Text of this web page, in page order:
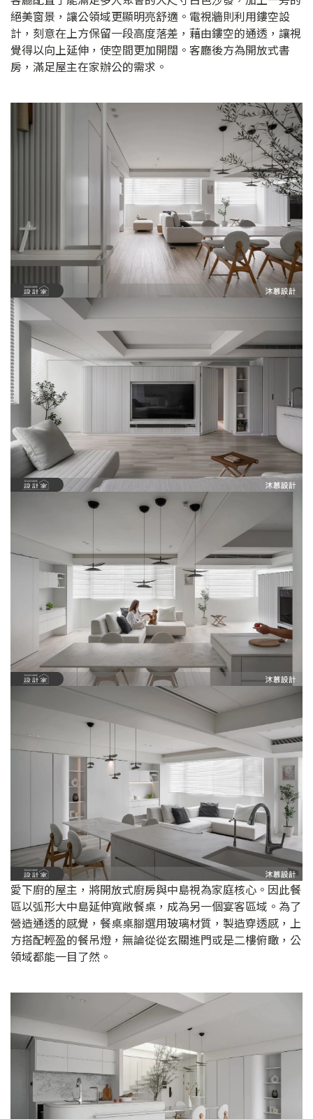
絕美窗景，讓公領域更顯明亮舒適。電視牆則利用鏤空設
計，刻意在上方保留一段高度落差，藉由鏤空的通透，讓視
覺得以向上延伸，使空間更加開闊。客廳後方為開放式書
房，滿足屋主在家辦公的需求。
愛下廚的屋主，將開放式廚房與中島視為家庭核心。因此餐
區以弧形大中島延伸寬敞餐桌，成為另一個宴客區域。為了
營造通透的感覺，餐桌桌腳選用玻璃材質，製造穿透感，上
方搭配輕盈的餐吊燈，無論從從玄關進門或是二樓俯瞰，公
領域都能一目了然。